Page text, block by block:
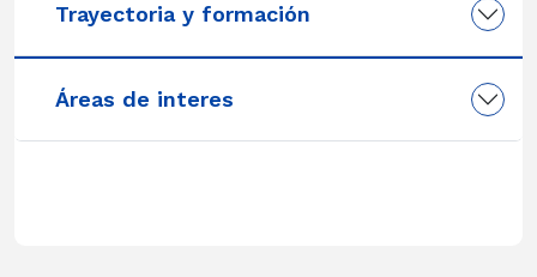
Trayectoria y formación
Áreas de interes